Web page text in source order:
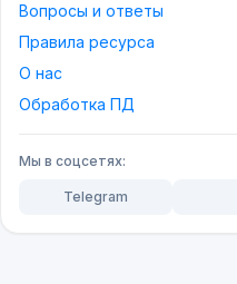
Вопросы и ответы
Правила ресурса
О нас
Обработка ПД
Мы в соцсетях:
Telegram